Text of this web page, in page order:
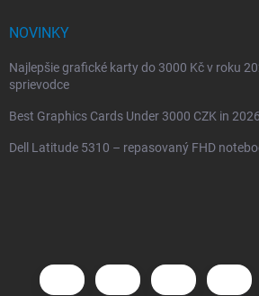
NOVINKY
Najlepšie grafické karty do 3000 Kč v roku
sprievodce
Best Graphics Cards Under 3000 CZK in
Dell Latitude 5310 – repasovaný FHD